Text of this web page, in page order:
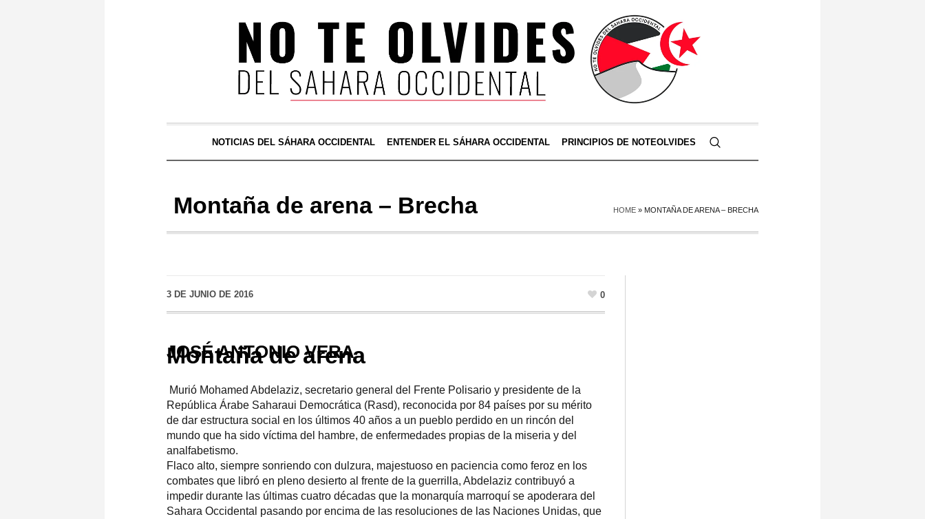
NOTICIAS DEL SÁHARA OCCIDENTAL ENTENDER EL SÁHARA OCCIDENTAL PRINCIPIOS DE NOTEOLVIDES
Montaña de arena – Brecha HOME » MONTAÑA DE ARENA – BRECHA
3 DE JUNIO DE 2016 0
JOSÉ ANTONIO VERA
Montaña de arena
Murió Mohamed Abdelaziz, secretario general del Frente Polisario y presidente de la
República Árabe Saharaui Democrática (Rasd), reconocida por 84 países por su mérito
de dar estructura social en los últimos 40 años a un pueblo perdido en un rincón del
mundo que ha sido víctima del hambre, de enfermedades propias de la miseria y del
analfabetismo.
Flaco alto, siempre sonriendo con dulzura, majestuoso en paciencia como feroz en los
combates que libró en pleno desierto al frente de la guerrilla, Abdelaziz contribuyó a
impedir durante las últimas cuatro décadas que la monarquía marroquí se apoderara del
Sahara Occidental pasando por encima de las resoluciones de las Naciones Unidas, que